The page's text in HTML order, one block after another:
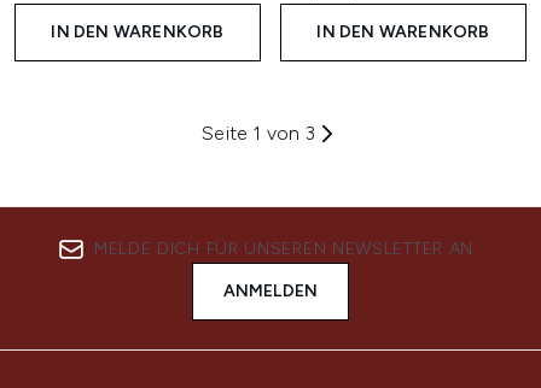
IN DEN WARENKORB IN DEN WARENKORB
Seite 1 von 3
MELDE DICH FÜR UNSEREN NEWSLETTER AN
ANMELDEN